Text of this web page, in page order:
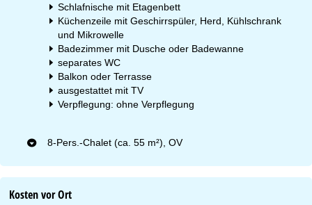
Schlafnische mit Etagenbett
Küchenzeile mit Geschirrspüler, Herd, Kühlschrank
und Mikrowelle
Badezimmer mit Dusche oder Badewanne
separates WC
Balkon oder Terrasse
ausgestattet mit TV
Verpflegung: ohne Verpflegung
8-Pers.-Chalet (ca. 55 m²), OV
Kosten vor Ort